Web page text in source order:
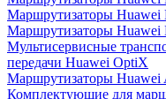
Маршрутизаторы Huawei
Маршрутизаторы Huawei
Мультисервисные
передачи Huawei OptiX
Маршрутизаторы Huawei
Комплектующие для